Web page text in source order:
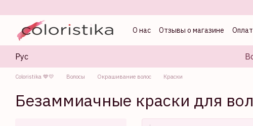
О нас Отзывы о магазине
Рус
Coloristika 💙💛 Волосы Окрашивание волос Краски
Безаммиачные краски для